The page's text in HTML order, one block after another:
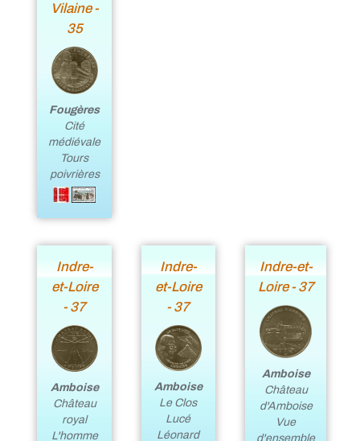
Vilaine -
35
Fougères
Cité
médiévale
Tours
poivrières
Indre-
et-Loire
- 37
Amboise
Château
royal
L'homme
Indre-
et-Loire
- 37
Amboise
Le Clos
Lucé
Léonard
Indre-et-
Loire - 37
Amboise
Château
d'Amboise
Vue
d'ensemble